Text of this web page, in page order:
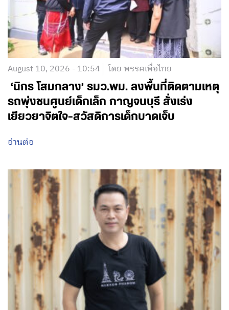
August 10, 2026 - 10:54 โดย พรรคเพื่อไทย
‘นิกร โสมกลาง’ รมว.พม. ลงพื้นที่ติดตามเหตุ
รถพุ่งชนศูนย์เด็กเล็ก กาญจนบุรี สั่งเร่ง
เยียวยาจิตใจ-สวัสดิการเด็กบาดเจ็บ
อ่านต่อ